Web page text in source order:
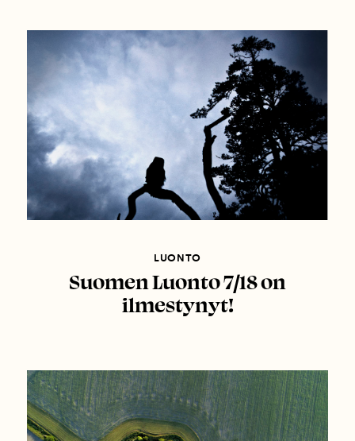
LUONTO
Suomen Luonto 7/18 on
ilmestynyt!